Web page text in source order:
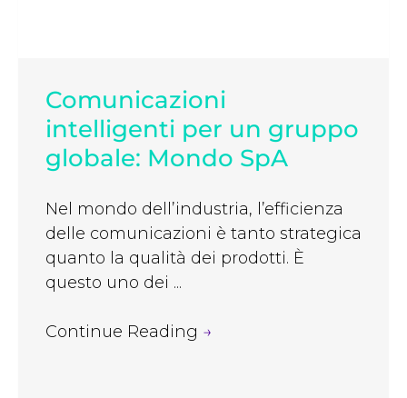
Comunicazioni
intelligenti per un gruppo
globale: Mondo SpA
Nel mondo dell’industria, l’efficienza
delle comunicazioni è tanto strategica
quanto la qualità dei prodotti. È
questo uno dei ...
Continue Reading →